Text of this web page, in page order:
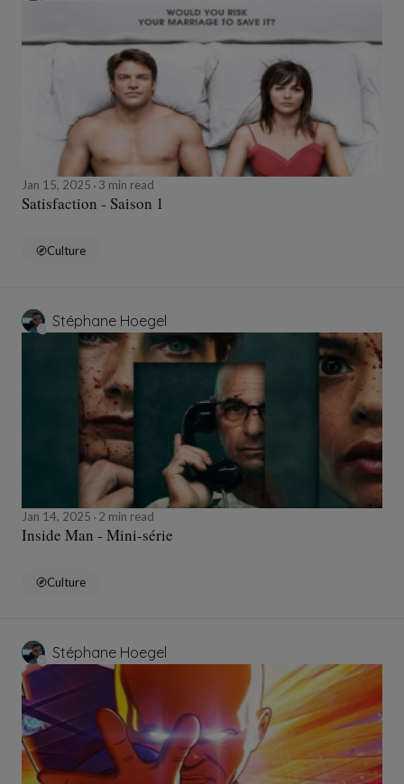
Jan 15, 2025 3 min read
Satisfaction - Saison 1
Culture
Stéphane Hoegel
Jan 14, 2025 2 min read
Inside Man - Mini-série
Culture
Stéphane Hoegel